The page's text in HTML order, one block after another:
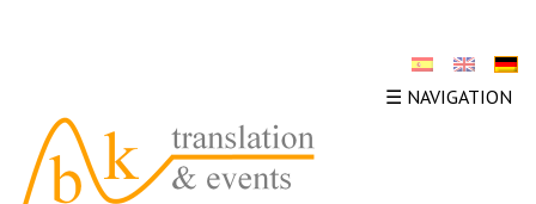
☰ NAVIGATION